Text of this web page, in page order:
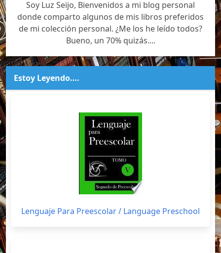
Soy Luz Seijo, Bienvenidos a mi blog personal
donde comparto algunos de mis libros preferidos
de mi colección personal. ¿Me los he leído todos?
Bueno, un 70% quizás....
Estoy Leyendo….
Lenguaje Para Preescolar / Language Preschool